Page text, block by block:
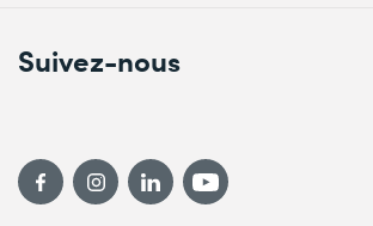
Suivez-nous